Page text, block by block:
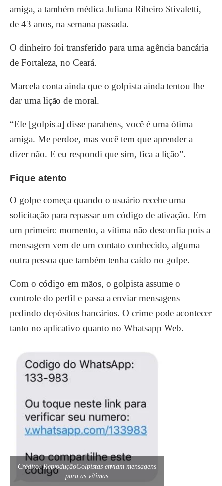
amiga, a também médica Juliana Ribeiro Stivaletti,
de 43 anos, na semana passada.
O dinheiro foi transferido para uma agência bancária
de Fortaleza, no Ceará.
Marcela conta ainda que o golpista ainda tentou lhe
dar uma lição de moral.
“Ele [golpista] disse parabéns, você é uma ótima
amiga. Me perdoe, mas você tem que aprender a
dizer não. E eu respondi que sim, fica a lição”.
Fique atento
O golpe começa quando o usuário recebe uma
solicitação para repassar um código de ativação. Em
um primeiro momento, a vítima não desconfia pois a
mensagem vem de um contato conhecido, alguma
outra pessoa que também tenha caído no golpe.
Com o código em mãos, o golpista assume o
controle do perfil e passa a enviar mensagens
pedindo depósitos bancários. O crime pode acontecer
tanto no aplicativo quanto no Whatsapp Web.
Crédito: ReproduçãoGolpistas enviam mensagens
para as vítimas